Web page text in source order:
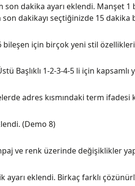
son dakika ayarı eklendi. Manşet
dakikayı seçtiğinizde 15
bileşen için birçok yeni stil
Başlıklı 1-2-3-4-5 li için
adres kısmındaki term ifadesi
(Demo 8)
ve renk üzerinde değişiklikler
ayarı eklendi. Birkaç farklı